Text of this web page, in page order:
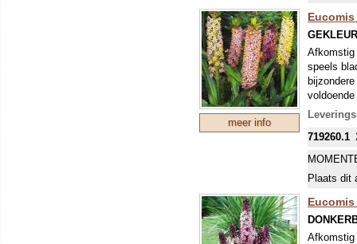
meer info
Afkomstig
speels
719260.1
Plaats dit
Afkomstig